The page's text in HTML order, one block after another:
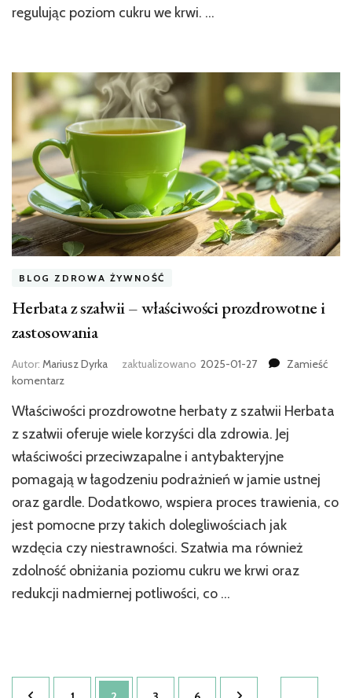
regulując poziom cukru we krwi. …
BLOG ZDROWA ŻYWNOŚĆ
Herbata z szałwii – właściwości prozdrowotne i
zastosowania
Autor: Mariusz Dyrka zaktualizowano 2025-01-27
Zamieść
komentarzwe
Herbata
z
–
właściwości
prozdrowotne
i
zastosowania
Właściwości prozdrowotne herbaty z szałwii Herbata
z szałwii oferuje wiele korzyści dla zdrowia. Jej
właściwości przeciwzapalne i antybakteryjne
pomagają w łagodzeniu podrażnień w jamie ustnej
oraz gardle. Dodatkowo, wspiera proces trawienia, co
jest pomocne przy takich dolegliwościach jak
wzdęcia czy niestrawności. Szałwia ma również
zdolność obniżania poziomu cukru we krwi oraz
redukcji nadmiernej potliwości, co …
Stronicowanie